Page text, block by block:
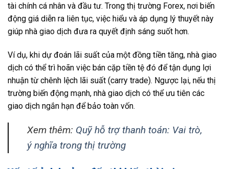
tài chính cá nhân và đầu tư. Trong thị trường Forex, nơi biến
động giá diễn ra liên tục, việc hiểu và áp dụng lý thuyết này
giúp nhà giao dịch đưa ra quyết định sáng suốt hơn.
Ví dụ, khi dự đoán lãi suất của một đồng tiền tăng, nhà giao
dịch có thể trì hoãn việc bán cặp tiền tệ đó để tận dụng lợi
nhuận từ chênh lệch lãi suất (carry trade). Ngược lại, nếu thị
trường biến động mạnh, nhà giao dịch có thể ưu tiên các
giao dịch ngắn hạn để bảo toàn vốn.
Xem thêm: Quỹ hỗ trợ thanh toán: Vai trò,
ý nghĩa trong thị trường